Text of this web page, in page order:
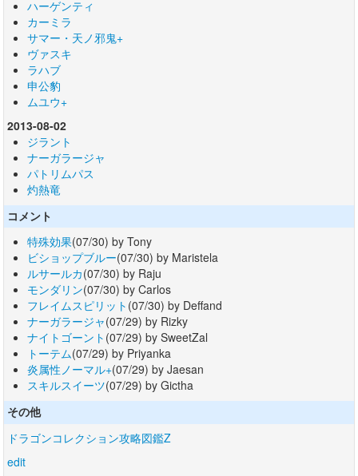
ハーゲンティ
カーミラ
サマー・天ノ邪鬼+
ヴァスキ
ラハブ
申公豹
ムユウ+
2013-08-02
ジラント
ナーガラージャ
パトリムパス
灼熱竜
コメント
特殊効果(07/30) by Tony
ビショップブルー(07/30) by Maristela
ルサールカ(07/30) by Raju
モンダリン(07/30) by Carlos
フレイムスピリット (07/30) by Deffand
ナーガラージャ(07/29) by Rizky
ナイトゴーント (07/29) by SweetZal
トーテム(07/29) by Priyanka
炎属性ノーマル+(07/29) by Jaesan
スキルスイーツ(07/29) by Gictha
その他
ドラゴンコレクション攻略図鑑Z
edit